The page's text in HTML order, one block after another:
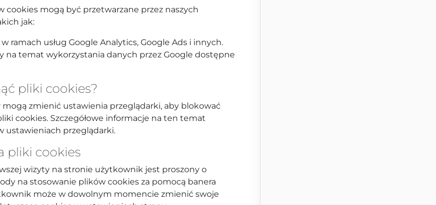
cookies mogą być przetwarzane przez naszych
jak:
w ramach usług Google Analytics, Google Ads i innych.
na temat wykorzystania danych przez Google dostępne
pliki cookies?
zmienić ustawienia przeglądarki, aby blokować
cookies. Szczegółowe informacje na ten temat
ustawieniach przeglądarki.
pliki cookies
wizyty na stronie użytkownik jest proszony o
na stosowanie plików cookies za pomocą banera
może w dowolnym momencie zmienić swoje